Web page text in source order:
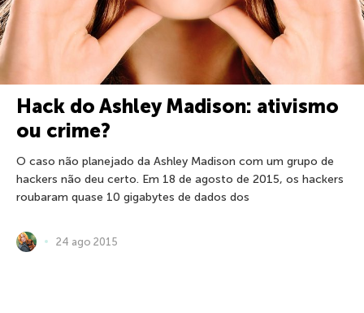
Hack do Ashley Madison: ativismo
ou crime?
O caso não planejado da Ashley Madison com um grupo de
hackers não deu certo. Em 18 de agosto de 2015, os hackers
roubaram quase 10 gigabytes de dados dos
24 ago 2015